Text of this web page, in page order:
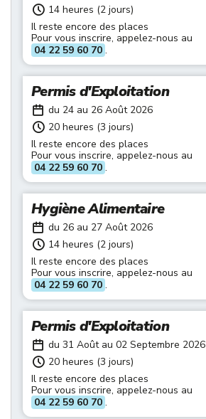
14 heures (2 jours)
Il reste encore des places
Pour vous inscrire, appelez-nous au
04 22 59 60 70 .
Permis d'Exploitation
du 24 au 26 Août 2026
20 heures (3 jours)
Il reste encore des places
Pour vous inscrire, appelez-nous au
04 22 59 60 70 .
Hygiène Alimentaire
du 26 au 27 Août 2026
14 heures (2 jours)
Il reste encore des places
Pour vous inscrire, appelez-nous au
04 22 59 60 70 .
Permis d'Exploitation
du 31 Août au 02 Septembre 2026
20 heures (3 jours)
Il reste encore des places
Pour vous inscrire, appelez-nous au
04 22 59 60 70 .